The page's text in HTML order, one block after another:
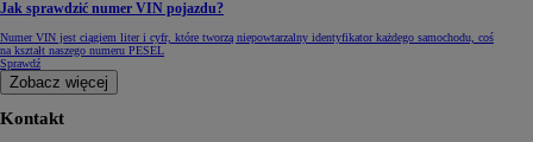
Jak sprawdzić numer VIN pojazdu?
Numer VIN jest ciągiem liter i cyfr, które tworzą niepowtarzalny identyfikator każdego samochodu, coś
na kształt naszego numeru PESEL
Sprawdź
Zobacz więcej
Kontakt